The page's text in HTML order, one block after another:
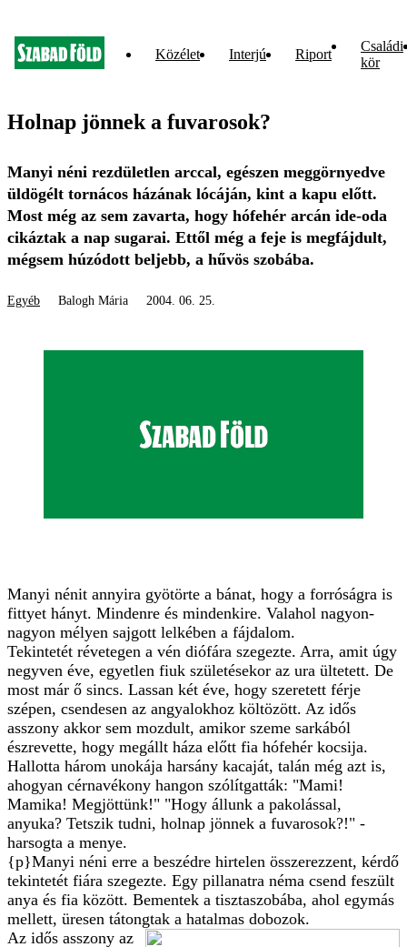
Közélet Interjú Riport
Családi
kör
Holnap jönnek a fuvarosok?
Manyi néni rezdületlen arccal, egészen meggörnyedve
üldögélt tornácos házának lócáján, kint a kapu előtt.
Most még az sem zavarta, hogy hófehér arcán ide-oda
cikáztak a nap sugarai. Ettől még a feje is megfájdult,
mégsem húzódott beljebb, a hűvös szobába.
Egyéb Balogh Mária 2004. 06. 25.
Manyi nénit annyira gyötörte a bánat, hogy a forróságra is
fittyet hányt. Mindenre és mindenkire. Valahol nagyon-
nagyon mélyen sajgott lelkében a fájdalom.
Tekintetét révetegen a vén diófára szegezte. Arra, amit úgy
negyven éve, egyetlen fiuk születésekor az ura ültetett. De
most már ő sincs. Lassan két éve, hogy szeretett férje
szépen, csendesen az angyalokhoz költözött. Az idős
asszony akkor sem mozdult, amikor szeme sarkából
észrevette, hogy megállt háza előtt fia hófehér kocsija.
Hallotta három unokája harsány kacaját, talán még azt is,
ahogyan cérnavékony hangon szólítgatták: "Mami!
Mamika! Megjöttünk!" "Hogy állunk a pakolással,
anyuka? Tetszik tudni, holnap jönnek a fuvarosok?!" -
harsogta a menye.
{p}Manyi néni erre a beszédre hirtelen összerezzent, kérdő
tekintetét fiára szegezte. Egy pillanatra néma csend feszült
anya és fia között. Bementek a tisztaszobába, ahol egymás
mellett, üresen tátongtak a hatalmas dobozok.
Az idős asszony az